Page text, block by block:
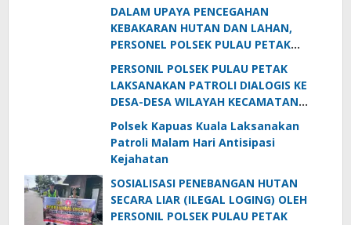
WILAYAH KECAMATAN PULAU PETAK
DALAM UPAYA PENCEGAHAN
KEBAKARAN HUTAN DAN LAHAN,
PERSONEL POLSEK PULAU PETAK
PELAKU KARHUTLA KE MASYARAKAT
KECAMATAN PULAU PETAK
PERSONIL POLSEK PULAU PETAK
LAKSANAKAN PATROLI DIALOGIS KE
DESA-DESA WILAYAH KECAMATAN
PULAU PETAK
Polsek Kapuas Kuala Laksanakan
Patroli Malam Hari Antisipasi
Kejahatan
SOSIALISASI PENEBANGAN HUTAN
SECARA LIAR (ILEGAL LOGING) OLEH
PERSONIL POLSEK PULAU PETAK